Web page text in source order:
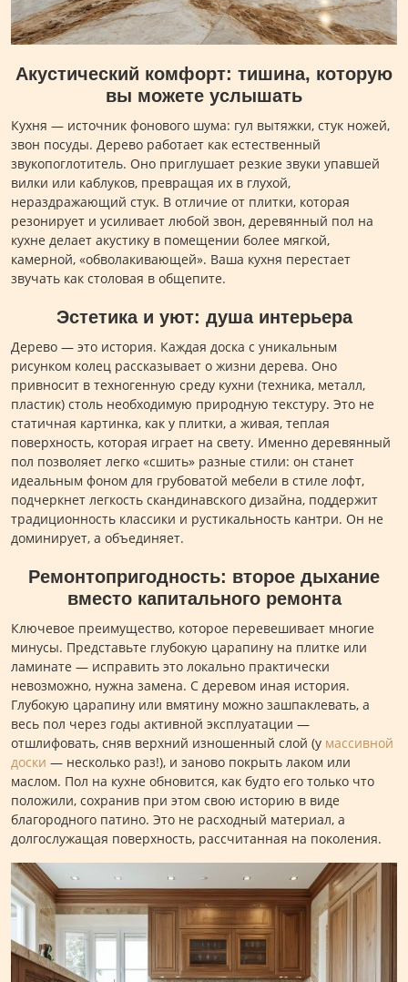
Акустический комфорт: тишина, которую
вы можете услышать
Кухня — источник фонового шума: гул вытяжки, стук ножей,
звон посуды. Дерево работает как естественный
звукопоглотитель. Оно приглушает резкие звуки упавшей
вилки или каблуков, превращая их в глухой,
нераздражающий стук. В отличие от плитки, которая
резонирует и усиливает любой звон, деревянный пол на
кухне делает акустику в помещении более мягкой,
камерной, «обволакивающей». Ваша кухня перестает
звучать как столовая в общепите.
Эстетика и уют: душа интерьера
Дерево — это история. Каждая доска с уникальным
рисунком колец рассказывает о жизни дерева. Оно
привносит в техногенную среду кухни (техника, металл,
пластик) столь необходимую природную текстуру. Это не
статичная картинка, как у плитки, а живая, теплая
поверхность, которая играет на свету. Именно деревянный
пол позволяет легко «сшить» разные стили: он станет
идеальным фоном для грубоватой мебели в стиле лофт,
подчеркнет легкость скандинавского дизайна, поддержит
традиционность классики и рустикальность кантри. Он не
доминирует, а объединяет.
Ремонтопригодность: второе дыхание
вместо капитального ремонта
Ключевое преимущество, которое перевешивает многие
минусы. Представьте глубокую царапину на плитке или
ламинате — исправить это локально практически
невозможно, нужна замена. С деревом иная история.
Глубокую царапину или вмятину можно зашпаклевать, а
весь пол через годы активной эксплуатации —
отшлифовать, сняв верхний изношенный слой (у массивной
доски — несколько раз!), и заново покрыть лаком или
маслом. Пол на кухне обновится, как будто его только что
положили, сохранив при этом свою историю в виде
благородного патино. Это не расходный материал, а
долгослужащая поверхность, рассчитанная на поколения.